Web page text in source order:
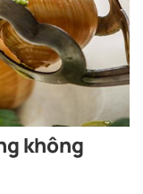
không